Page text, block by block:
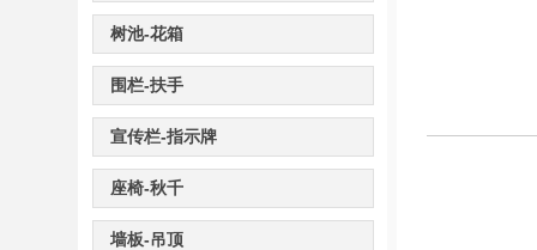
树池-花箱
围栏-扶手
宣传栏-指示牌
座椅-秋千
墙板-吊顶